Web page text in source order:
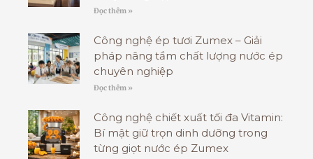
Đọc thêm »
Công nghệ ép tươi Zumex – Giải
pháp nâng tầm chất lượng nước ép
chuyên nghiệp
Đọc thêm »
Công nghệ chiết xuất tối đa Vitamin:
Bí mật giữ trọn dinh dưỡng trong
từng giọt nước ép Zumex